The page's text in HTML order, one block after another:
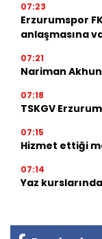
07:23
Erzurumspor
anlaşmasına
07:21
Nariman
07:18
TSKGV
07:15
Hizmet ettiği
07:14
Yaz